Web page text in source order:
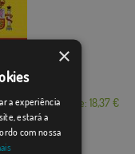
Desde: 18,37 €
×
a experiência
estará a
com nossa